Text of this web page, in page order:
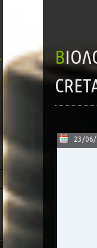
ΒΙΟΛΟΓΙΚΌ ΈΞΤΡΑ ΠΑΡΘΈΝΟ ΕΛΑΙΌΛΑΔΟ ΜΕ ΡΊΓΑΝΗ EVLOGIA – BIO
23/06/